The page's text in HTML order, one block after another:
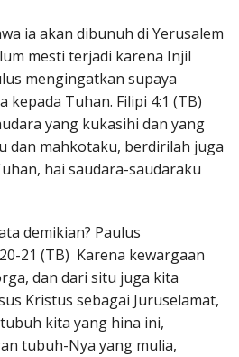
ia akan dibunuh di Yerusalem
mesti terjadi karena Injil
mengingatkan supaya
kepada Tuhan. Filipi 4:1 (TB)
yang kukasihi dan yang
dan mahkotaku, berdirilah juga
hai saudara-saudaraku
demikian? Paulus
21 (TB) Karena kewargaan
dan dari situ juga kita
Kristus sebagai Juruselamat,
kita yang hina ini,
tubuh-Nya yang mulia,